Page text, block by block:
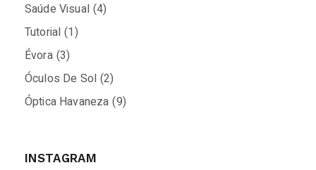
Saúde Visual (4)
Tutorial (1)
Évora (3)
Óculos De Sol (2)
Óptica Havaneza (9)
INSTAGRAM